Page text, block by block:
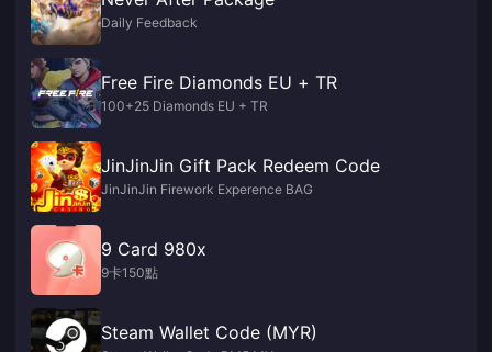
Daily Feedback
Free Fire Diamonds EU + TR
100+25 Diamonds EU + TR
JinJinJin Gift Pack Redeem Code
JinJinJin Firework Experence BAG
9 Card 980x
9卡150點
Steam Wallet Code (MYR)